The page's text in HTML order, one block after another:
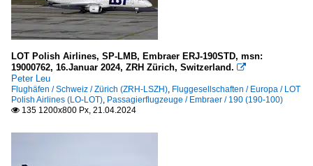
LOT Polish Airlines, SP-LMB, Embraer ERJ-190STD, msn:
19000762, 16.Januar 2024, ZRH Zürich, Switzerland. 
Peter Leu
Flughäfen / Schweiz / Zürich (ZRH-LSZH), Fluggesellschaften / Europa / LOT
Polish Airlines (LO-LOT), Passagierflugzeuge / Embraer / 190 (190-100)
 135 1200x800 Px, 21.04.2024